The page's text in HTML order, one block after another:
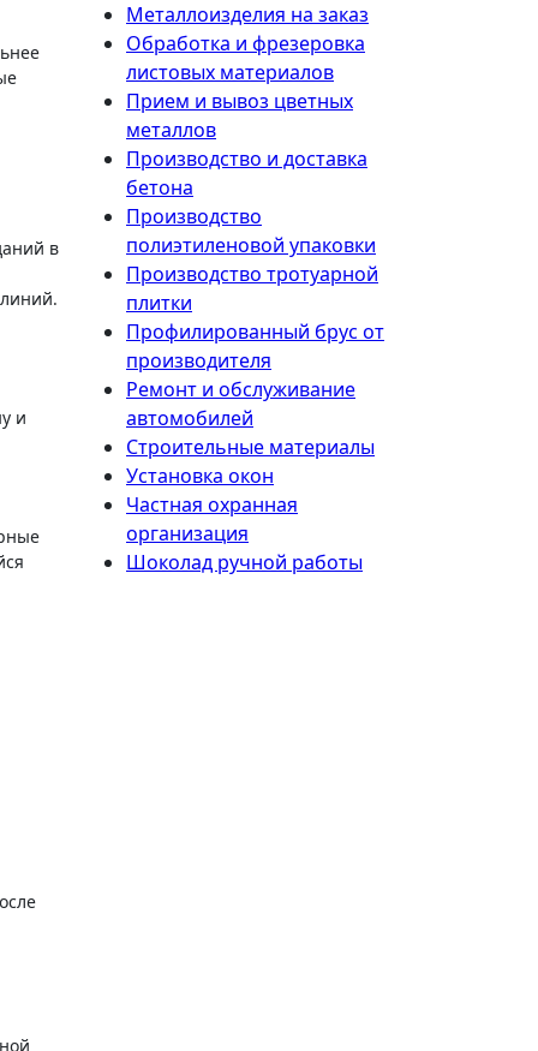
в
и
Металлоизделия на заказ
Обработка и фрезеровка
листовых материалов
Прием и вывоз цветных
металлов
Производство и доставка
бетона
Производство
полиэтиленовой упаковки
Производство тротуарной
плитки
Профилированный брус от
производителя
Ремонт и обслуживание
автомобилей
Строительные материалы
Установка окон
Частная охранная
организация
Шоколад ручной работы